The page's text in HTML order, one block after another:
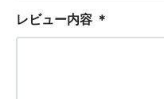
レビュー内容 ＊